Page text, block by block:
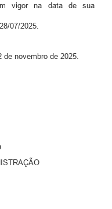
vigor na data de sua
07/2025.
novembro de 2025.